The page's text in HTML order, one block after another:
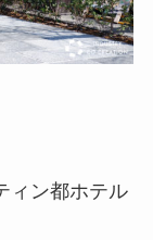
ィン都ホテル